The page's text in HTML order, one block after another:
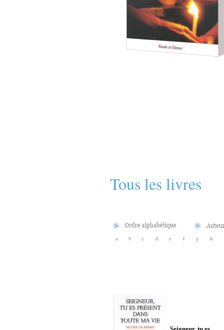
Tous les livres
a b c d e f g h